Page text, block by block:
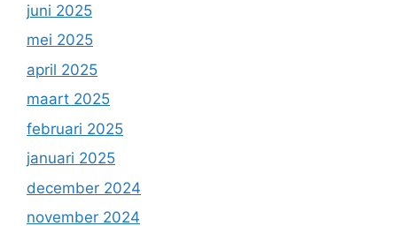
juni 2025
mei 2025
april 2025
maart 2025
februari 2025
januari 2025
december 2024
november 2024